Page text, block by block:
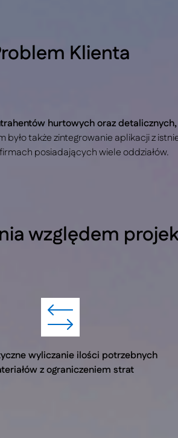
Klienta
hurtowych oraz
było także zintegrowanie aplikacji z
posiadających wiele oddziałów.
względem
wyliczanie ilości potrzebnych
z ograniczeniem strat